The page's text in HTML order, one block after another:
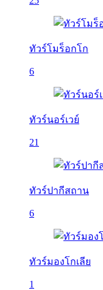
ทัวร์โมร็อกโก
6
ทัวร์นอร์เวย์
21
ทัวร์ปากีสถาน
6
ทัวร์มองโกเลีย
1